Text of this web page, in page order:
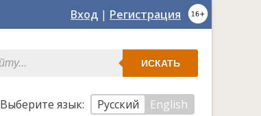
Вход | Регистрация
ИСКАТЬ
Выберите язык: Русский
English